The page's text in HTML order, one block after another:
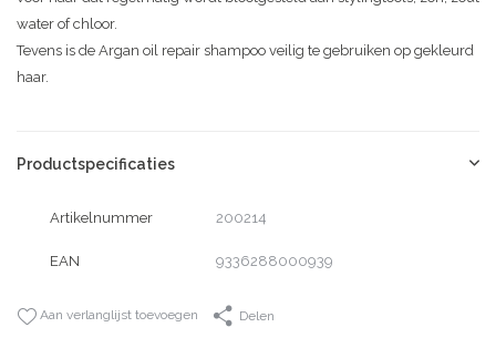
water of chloor.
Tevens is de Argan oil repair shampoo veilig te gebruiken op gekleurd
haar.
Productspecificaties
Artikelnummer 200214
EAN 9336288000939
Aan verlanglijst toevoegen Delen